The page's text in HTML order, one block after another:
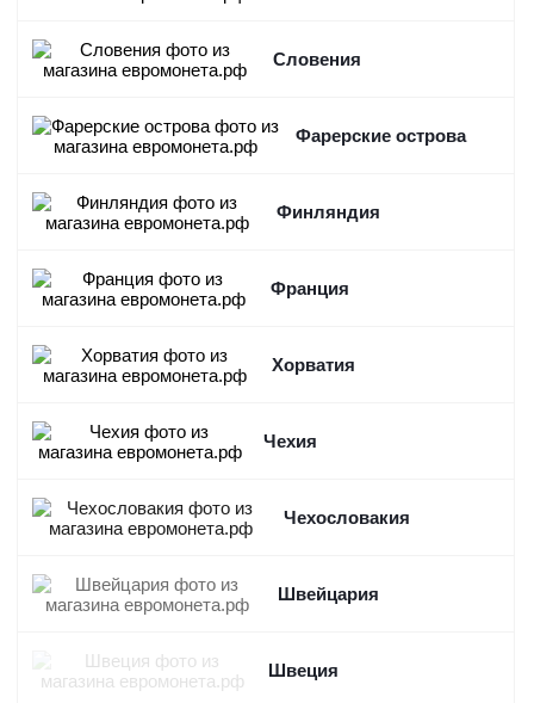
Словения
Фарерские острова
Финляндия
Франция
Хорватия
Чехия
Чехословакия
Швейцария
Швеция